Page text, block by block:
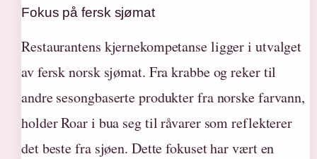
Fokus på fersk sjømat
Restaurantens kjernekompetanse ligger i utvalget
av fersk norsk sjømat. Fra krabbe og reker til
andre sesongbaserte produkter fra norske farvann,
holder Roar i bua seg til råvarer som reflekterer
det beste fra sjøen. Dette fokuset har vært en